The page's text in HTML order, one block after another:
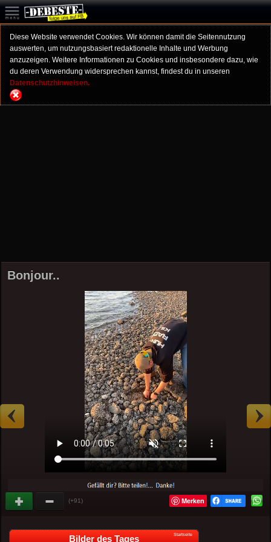
Diese Website verwendet Cookies. Wir können damit die Seitennutzung
auswerten, um nutzungsbasiert redaktionelle Inhalte und Werbung
anzuzeigen. Weitere Informationen zu Cookies und insbesondere dazu, wie
du deren Verwendung widersprechen kannst, findest du in unseren
Datenschutzhinweisen.
Bonjour..
(+91) Merken
Bilder des Tages Startseite